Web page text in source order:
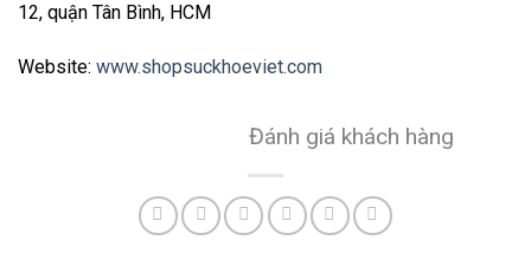
12, quận Tân Bình, HCM
Website: www.shopsuckhoeviet.com
Đánh giá khách hàng